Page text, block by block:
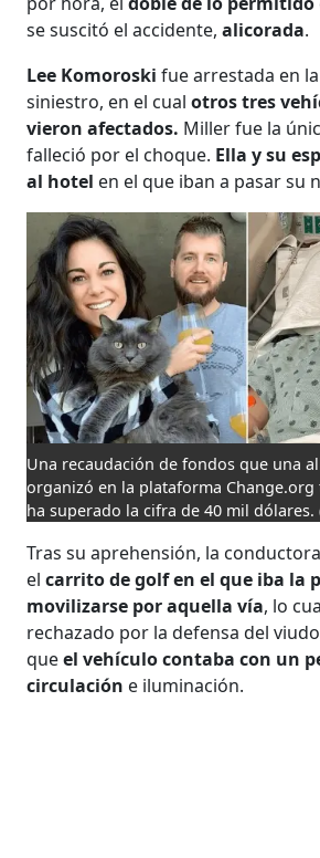
se suscitó el accidente,alicorada.
Lee Komoroskifue arrestada en
siniestro, en el cualotros tres
vieron afectados. Miller fue la
falleció por el choque. Ella y su
al hotel en el que iban a pasar su
Una recaudación de fondos que una
organizó en la plataforma Change.org
ha superado la cifra de 40 mil dólares.
Tras su aprehensión, la
elcarrito de golf en el que iba la
movilizarse por aquella vía, lo
rechazado por la defensa del
queel vehículo contaba con un
circulación e iluminación.